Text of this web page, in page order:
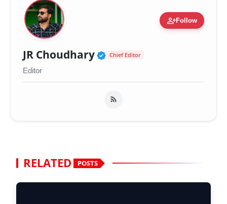
person_addFollow
JR Choudhary Verified Public Figure
Chief Editor
Editor
RELATED POSTS